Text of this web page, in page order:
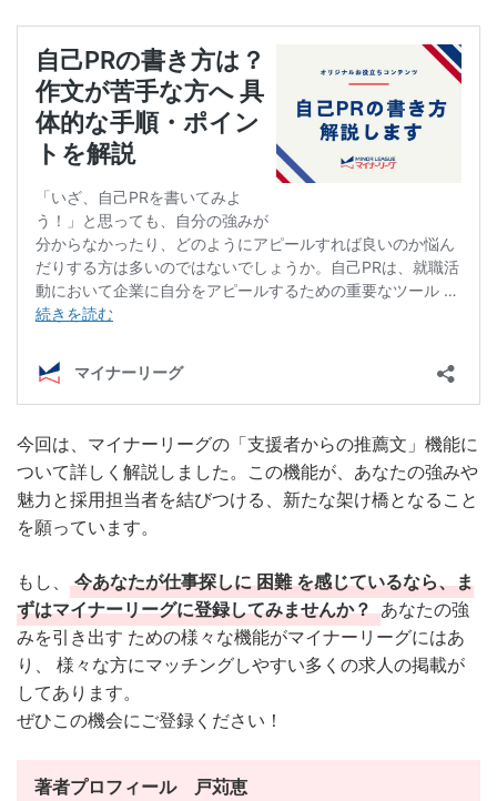
今回は、マイナーリーグの「支援者からの推薦文」機能に
ついて詳しく解説しました。この機能が、あなたの強みや
魅力と採用担当者を結びつける、新たな架け橋となること
を願っています。
もし、
今あなたが仕事探しに 困難 を感じているなら、ま
ずはマイナーリーグに登録してみませんか？ あなたの強
みを引き出す ための様々な機能がマイナーリーグにはあ
り、 様々な方にマッチングしやすい多くの求人の掲載が
してあります。
ぜひこの機会にご登録ください！
著者プロフィール 戸苅恵